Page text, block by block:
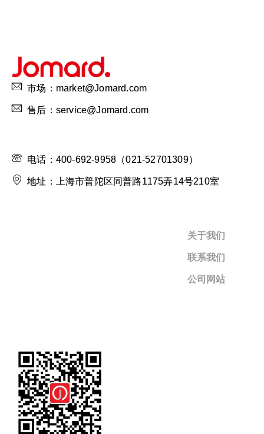
市场：market@Jomard.com
售后：service@Jomard.com
电话：400-692-9958（021-52701309）
地址：上海市普陀区同普路1175弄14号210室
关于我们
联系我们
公司网站